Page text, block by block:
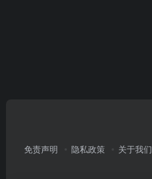
免责声明 隐私政策 关于我们